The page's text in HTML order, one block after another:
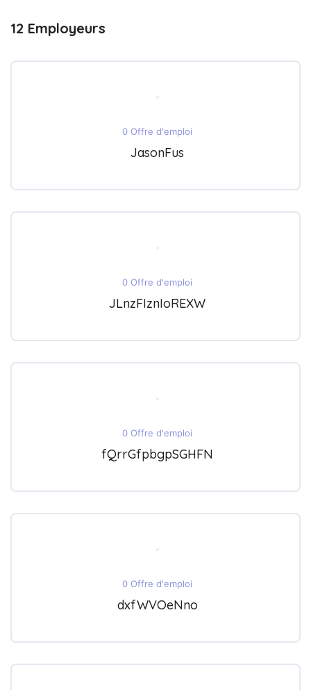
12 Employeurs
0 Offre d'emploi
JasonFus
0 Offre d'emploi
JLnzFIznIoREXW
0 Offre d'emploi
fQrrGfpbgpSGHFN
0 Offre d'emploi
dxfWVOeNno